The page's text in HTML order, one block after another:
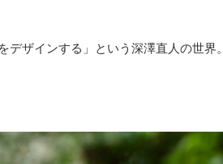
デザインする」という深澤直人の世界。